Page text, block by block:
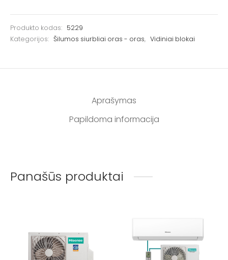
Produkto kodas: 5229
Kategorijos: Šilumos siurbliai oras - oras, Vidiniai blokai
Aprašymas
Papildoma informacija
Panašūs produktai